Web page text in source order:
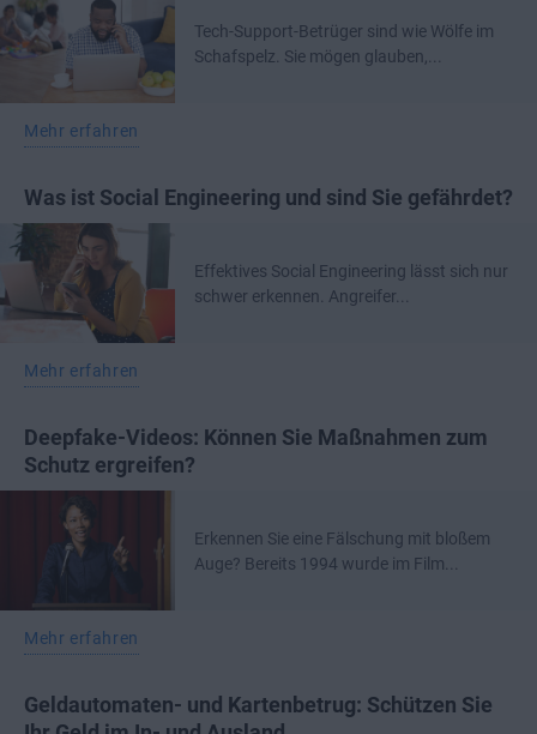
Tech-Support-Betrüger sind wie Wölfe im
Schafspelz. Sie mögen glauben,...
Mehr erfahren
Was ist Social Engineering und sind Sie gefährdet?
Effektives Social Engineering lässt sich nur
schwer erkennen. Angreifer...
Mehr erfahren
Deepfake-Videos: Können Sie Maßnahmen zum
Schutz ergreifen?
Erkennen Sie eine Fälschung mit bloßem
Auge? Bereits 1994 wurde im Film...
Mehr erfahren
Geldautomaten- und Kartenbetrug: Schützen Sie